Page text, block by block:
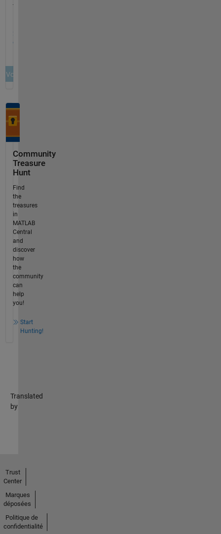
Community
Treasure
Hunt
Find
the
treasures
in
MATLAB
Central
and
discover
how
the
community
can
help
you!
Start
Hunting!
Translated
by
Trust
Center
Marques
déposées
Politique de
confidentialité